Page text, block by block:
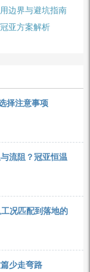
边界与避坑指南
亚方案解析
择注意事项
流阻？冠亚恒温
况匹配到落地的
少走弯路